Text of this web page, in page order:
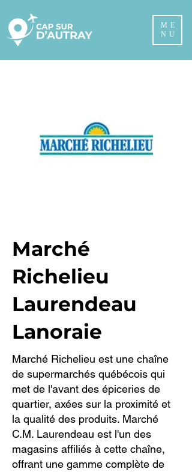
ME
NU
Marché
Richelieu
Laurendeau
Lanoraie
Marché Richelieu est une chaîne
de supermarchés québécois qui
met de l'avant des épiceries de
quartier, axées sur la proximité et
la qualité des produits. Marché
C.M. Laurendeau est l'un des
magasins affiliés à cette chaîne,
offrant une gamme complète de